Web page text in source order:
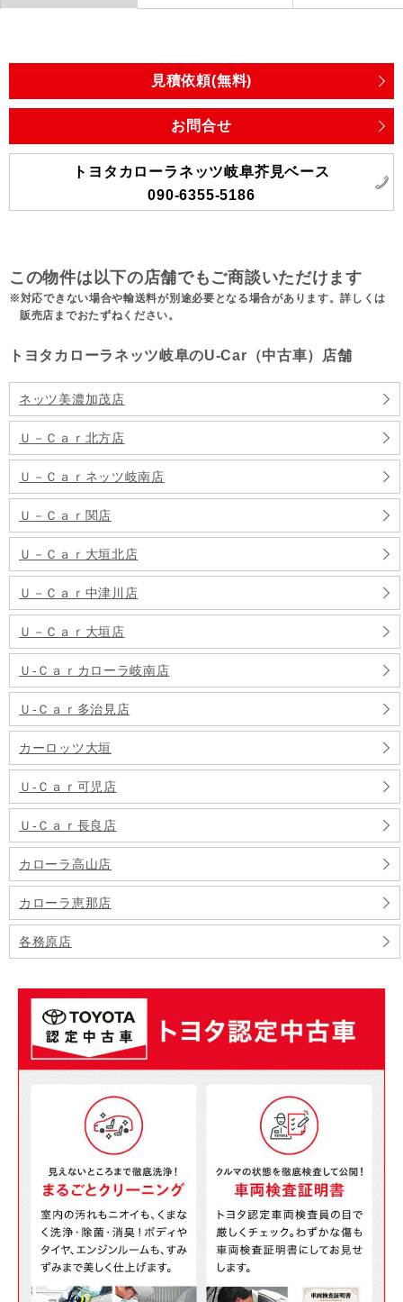
見積依頼(無料)
お問合せ
トヨタカローラネッツ岐阜芥見ベース
090-6355-5186
この物件は以下の店舗でもご商談いただけます
対応できない場合や輸送料が別途必要となる場合があります。詳しくは
販売店までおたずねください。
トヨタカローラネッツ岐阜のU-Car（中古車）店舗
ネッツ美濃加茂店
Ｕ－Ｃａｒ北方店
Ｕ－Ｃａｒネッツ岐南店
Ｕ－Ｃａｒ関店
Ｕ－Ｃａｒ大垣北店
Ｕ－Ｃａｒ中津川店
Ｕ－Ｃａｒ大垣店
Ｕ‐Ｃａｒカローラ岐南店
Ｕ‐Ｃａｒ多治見店
カーロッツ大垣
Ｕ‐Ｃａｒ可児店
Ｕ‐Ｃａｒ長良店
カローラ高山店
カローラ恵那店
各務原店